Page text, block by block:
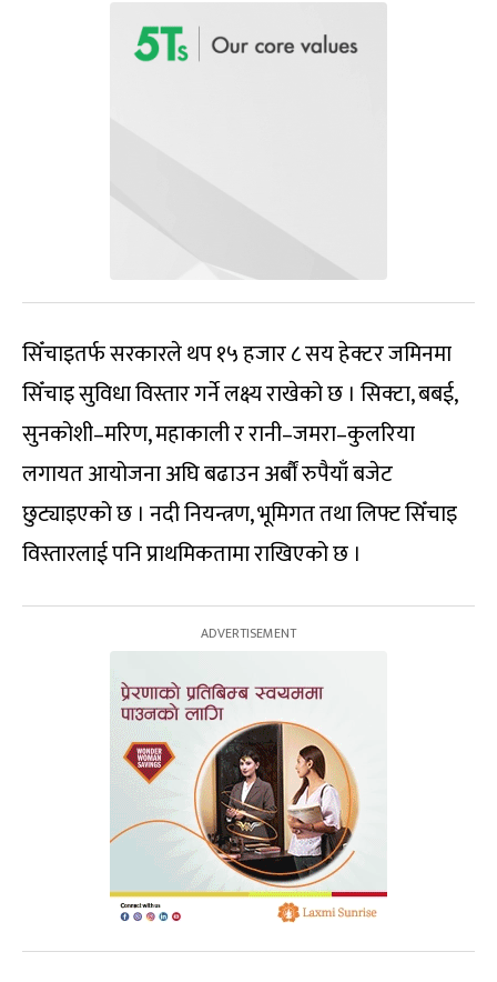
सिँचाइतर्फ सरकारले थप १५ हजार ८ सय हेक्टर जमिनमा
सिँचाइ सुविधा विस्तार गर्ने लक्ष्य राखेको छ । सिक्टा, बबई,
सुनकोशी–मरिण, महाकाली र रानी–जमरा–कुलरिया
लगायत आयोजना अघि बढाउन अर्बौं रुपैयाँ बजेट
छुट्याइएको छ । नदी नियन्त्रण, भूमिगत तथा लिफ्ट सिँचाइ
विस्तारलाई पनि प्राथमिकतामा राखिएको छ ।